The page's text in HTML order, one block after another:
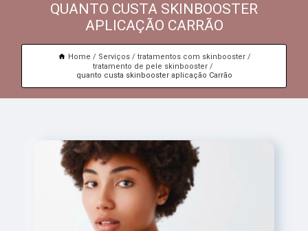
QUANTO CUSTA SKINBOOSTER
APLICAÇÃO CARRÃO
Home Serviços
tratamentos com skinbooster
tratamento de pele skinbooster
quanto custa skinbooster aplicação Carrão